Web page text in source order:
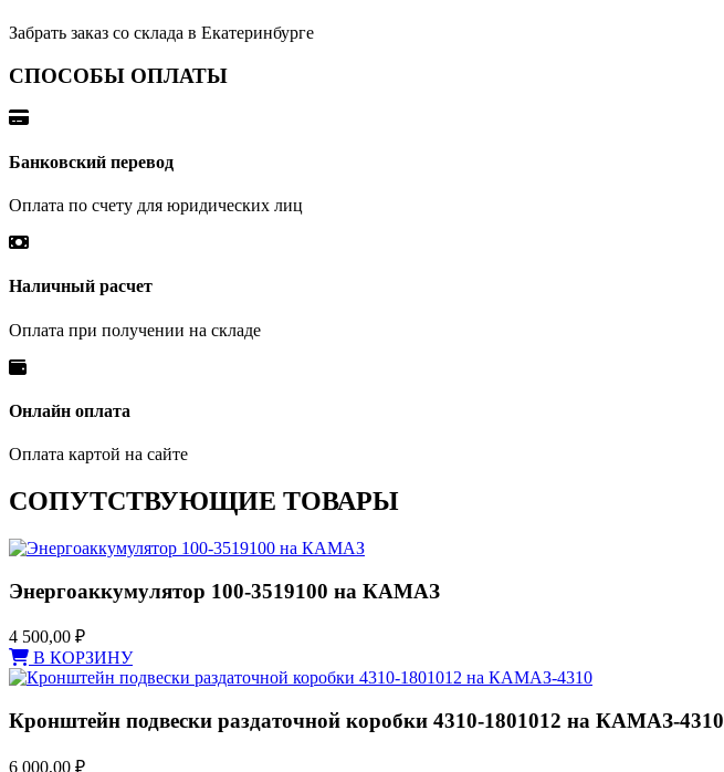
Забрать заказ со склада в Екатеринбурге
СПОСОБЫ ОПЛАТЫ
Банковский перевод
Оплата по счету для юридических лиц
Наличный расчет
Оплата при получении на складе
Онлайн оплата
Оплата картой на сайте
СОПУТСТВУЮЩИЕ ТОВАРЫ
Энергоаккумулятор 100-3519100 на КАМАЗ
4 500,00 ₽
В КОРЗИНУ
Кронштейн подвески раздаточной коробки 4310-1801012 на КАМАЗ-4310
6 000,00 ₽